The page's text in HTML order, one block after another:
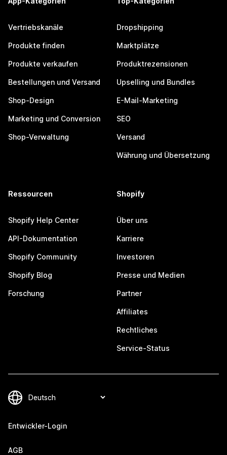
Vertriebskanäle
Produkte finden
Produkte verkaufen
Bestellungen und Versand
Shop-Design
Marketing und Conversion
Shop-Verwaltung
Dropshipping
Marktplätze
Produktrezensionen
Upselling und Bundles
E-Mail-Marketing
SEO
Versand
Währung und Übersetzung
Ressourcen
Shopify Help Center
API-Dokumentation
Shopify Community
Shopify Blog
Forschung
Shopify
Über uns
Karriere
Investoren
Presse und Medien
Partner
Affiliates
Rechtliches
Service-Status
Entwickler-Login
AGB